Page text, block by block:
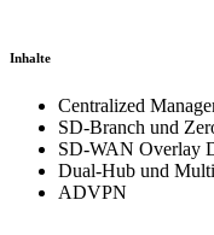
Inhalte
Centralized
SD-Branch und
SD-WAN Overlay
Dual-Hub und
ADVPN